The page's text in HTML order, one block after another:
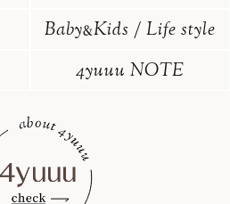
Baby&Kids / Life style
4yuuu NOTE